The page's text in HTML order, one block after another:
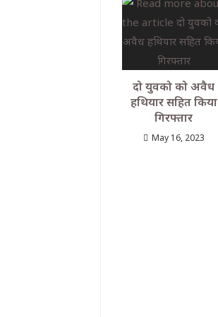
दो युवको को अवैध
हथियार सहित किया
गिरफ्तार
May 16, 2023